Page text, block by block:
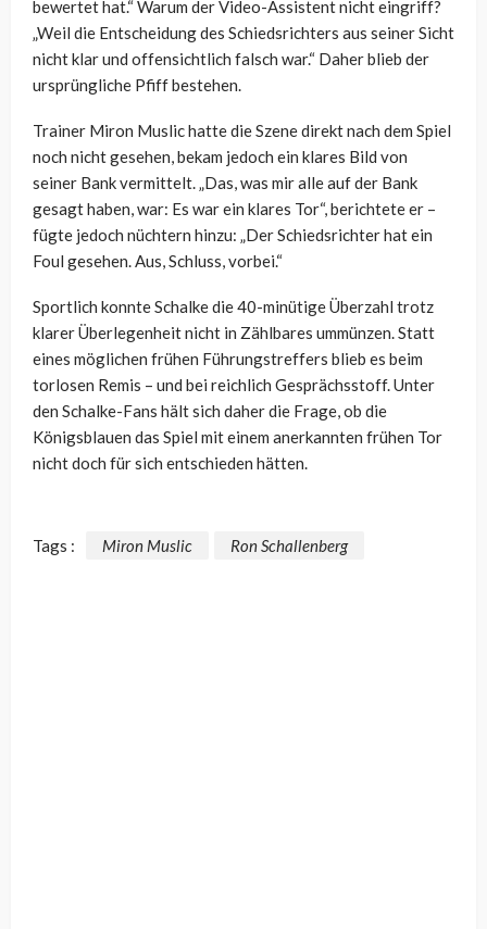
bewertet hat.“ Warum der Video-Assistent nicht eingriff?
„Weil die Entscheidung des Schiedsrichters aus seiner Sicht
nicht klar und offensichtlich falsch war.“ Daher blieb der
ursprüngliche Pfiff bestehen.
Trainer Miron Muslic hatte die Szene direkt nach dem Spiel
noch nicht gesehen, bekam jedoch ein klares Bild von
seiner Bank vermittelt. „Das, was mir alle auf der Bank
gesagt haben, war: Es war ein klares Tor“, berichtete er –
fügte jedoch nüchtern hinzu: „Der Schiedsrichter hat ein
Foul gesehen. Aus, Schluss, vorbei.“
Sportlich konnte Schalke die 40-minütige Überzahl trotz
klarer Überlegenheit nicht in Zählbares ummünzen. Statt
eines möglichen frühen Führungstreffers blieb es beim
torlosen Remis – und bei reichlich Gesprächsstoff. Unter
den Schalke-Fans hält sich daher die Frage, ob die
Königsblauen das Spiel mit einem anerkannten frühen Tor
nicht doch für sich entschieden hätten.
Tags : Miron Muslic Ron Schallenberg